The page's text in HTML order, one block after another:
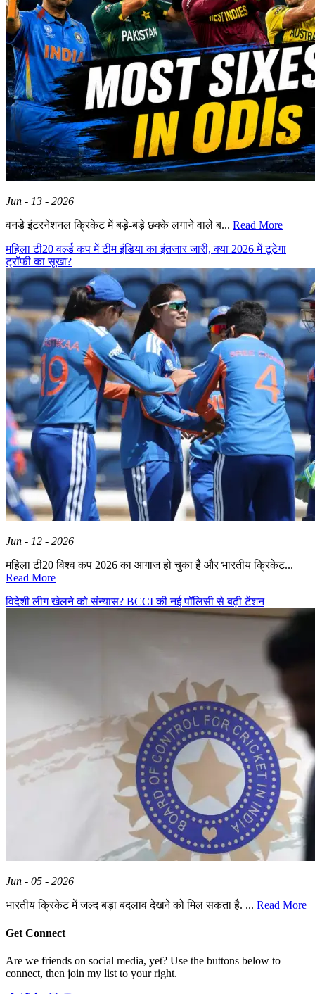
Jun - 13 - 2026
वनडे इंटरनेशनल क्रिकेट में बड़े-बड़े छक्के लगाने वाले ब... Read More
महिला टी20 वर्ल्ड कप में टीम इंडिया का इंतजार जारी, क्या 2026 में टूटेगा
ट्रॉफी का सूखा?
Jun - 12 - 2026
महिला टी20 विश्व कप 2026 का आगाज हो चुका है और भारतीय क्रिकेट...
Read More
विदेशी लीग खेलने को संन्यास? BCCI की नई पॉलिसी से बढ़ी टेंशन
Jun - 05 - 2026
भारतीय क्रिकेट में जल्द बड़ा बदलाव देखने को मिल सकता है. ... Read More
Get Connect
Are we friends on social media, yet? Use the buttons below to
connect, then join my list to your right.